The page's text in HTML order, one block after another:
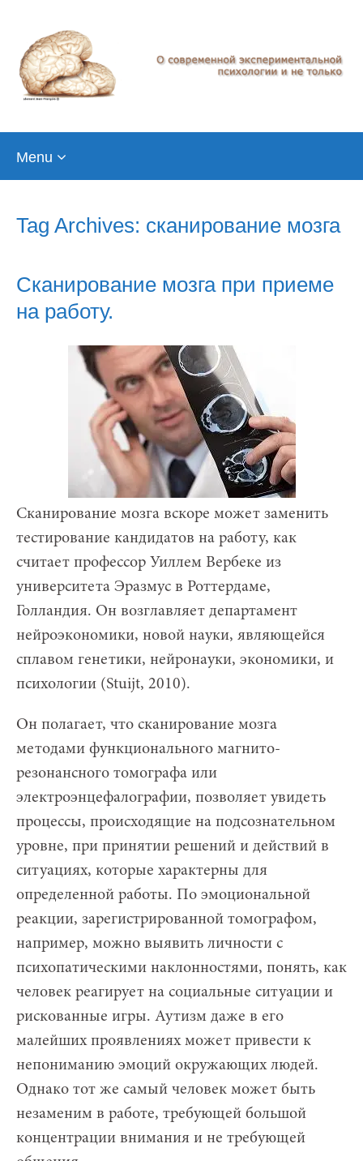
Menu
Tag Archives: сканирование мозга
Сканирование мозга при приеме
на работу.
Сканирование мозга вскоре может заменить
тестирование кандидатов на работу, как
считает профессор Уиллем Вербеке из
университета Эразмус в Роттердаме,
Голландия. Он возглавляет департамент
нейроэкономики, новой науки, являющейся
сплавом генетики, нейронауки, экономики, и
психологии (Stuijt, 2010).
Он полагает, что сканирование мозга
методами функционального магнито-
резонансного томографа или
электроэнцефалографии, позволяет увидеть
процессы, происходящие на подсознательном
уровне, при принятии решений и действий в
ситуациях, которые характерны для
определенной работы. По эмоциональной
реакции, зарегистрированной томографом,
например, можно выявить личности с
психопатическими наклонностями, понять, как
человек реагирует на социальные ситуации и
рискованные игры. Аутизм даже в его
малейших проявлениях может привести к
непониманию эмоций окружающих людей.
Однако тот же самый человек может быть
незаменим в работе, требующей большой
концентрации внимания и не требующей